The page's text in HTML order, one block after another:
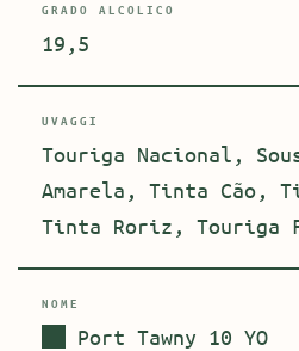
GRADO ALCOLICO
19,5
UVAGGI
Touriga Nacional,
Amarela, Tinta Cão,
Tinta Roriz, Touriga
NOME
Port Tawny 10 YO